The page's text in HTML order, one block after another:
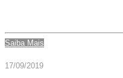
Saiba Mais
17/09/2019